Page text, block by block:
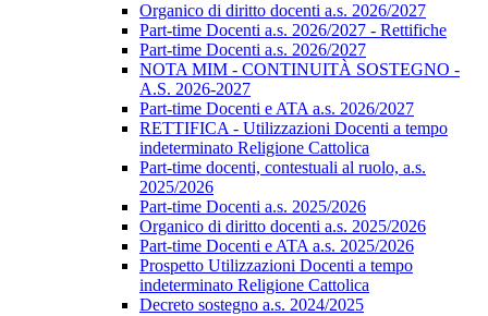
Organico di diritto docenti a.s. 2026/2027
Part-time Docenti a.s. 2026/2027 - Rettifiche
Part-time Docenti a.s. 2026/2027
NOTA MIM - CONTINUITÀ SOSTEGNO -
A.S. 2026-2027
Part-time Docenti e ATA a.s. 2026/2027
RETTIFICA - Utilizzazioni Docenti a tempo
indeterminato Religione Cattolica
Part-time docenti, contestuali al ruolo, a.s.
2025/2026
Part-time Docenti a.s. 2025/2026
Organico di diritto docenti a.s. 2025/2026
Part-time Docenti e ATA a.s. 2025/2026
Prospetto Utilizzazioni Docenti a tempo
indeterminato Religione Cattolica
Decreto sostegno a.s. 2024/2025